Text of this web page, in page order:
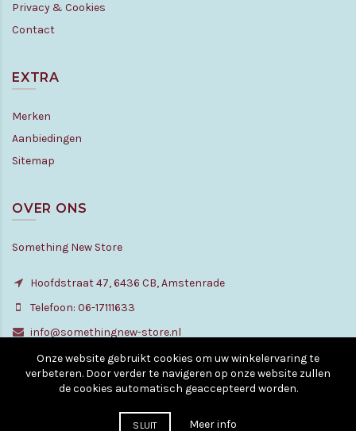
Privacy & Cookies
Contact
EXTRA
Merken
Aanbiedingen
Sitemap
OVER ONS
Something New Store
Hoofdstraat 47, 6436 CB, Amstenrade
Telefoon: 06-17111633
info@somethingnew-store.nl
© Copyright - All rights reserved. 2010 - 2026
Onze website gebruikt cookies om uw winkelervaring te
verbeteren. Door verder te navigeren op onze website zullen
de cookies automatisch geaccepteerd worden.
SLUIT Meer info